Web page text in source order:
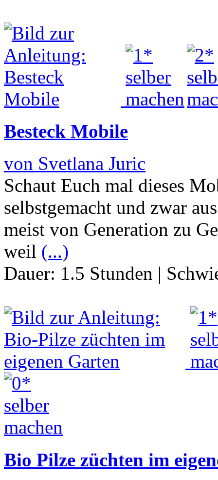
Besteck Mobile
von Svetlana Juric
Schaut Euch mal dieses
selbstgemacht und zwar
meist von Generation zu
weil (...)
Dauer: 1.5 Stunden |
Bio Pilze züchten im